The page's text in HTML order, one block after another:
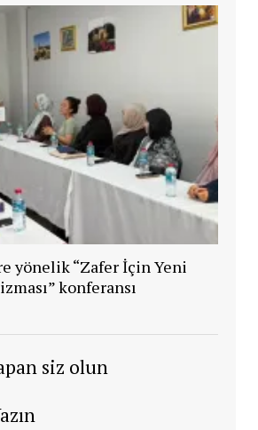
yönelik “Zafer İçin Yeni
konferansı
siz olun